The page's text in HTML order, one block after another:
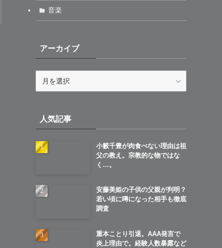
音楽
アーカイブ
ブ人気記事
小籔千豊が肉食べない理由は祖
父の教え。宗教的な物ではな
く…。
安藤美姫の子供の父親が判明？
若い頃に噂になった相手も徹底
調査
重本ことり引退。AAA発言で
炎上理由で。経験人数暴露など